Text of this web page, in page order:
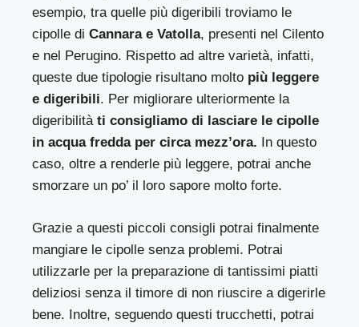
esempio, tra quelle più digeribili troviamo le
cipolle diCannara e Vatolla, presenti nel Cilento
e nel Perugino. Rispetto ad altre varietà, infatti,
queste due tipologie risultano molto più leggere
e digeribili. Per migliorare ulteriormente la
digeribilitàti consigliamo di lasciare le cipolle
in acqua fredda per circa mezz’ora. In questo
caso, oltre a renderle più leggere, potrai anche
smorzare un po’ il loro sapore molto forte.
Grazie a questi piccoli consigli potrai finalmente
mangiare le cipolle senza problemi. Potrai
utilizzarle per la preparazione di tantissimi piatti
deliziosi senza il timore di non riuscire a digerirle
bene. Inoltre, seguendo questi trucchetti, potrai